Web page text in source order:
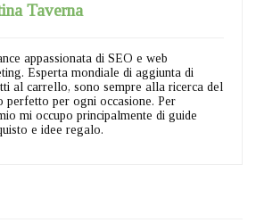
Taverna
appassionata di SEO e web
Esperta mondiale di aggiunta di
al carrello, sono sempre alla ricerca del
perfetto per ogni occasione. Per
mi occupo principalmente di guide
e idee regalo.